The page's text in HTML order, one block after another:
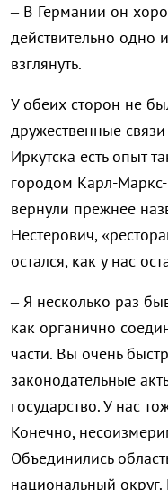
– В Германии он
действительно одно
взглянуть.
У обеих сторон не
дружественные
Иркутска есть опыт
городом Карл-
вернули прежнее
Нестерович,
остался, как у нас
– Я несколько раз
как органично
части. Вы очень
законодательные
государство. У нас
Конечно,
Объединились
национальный